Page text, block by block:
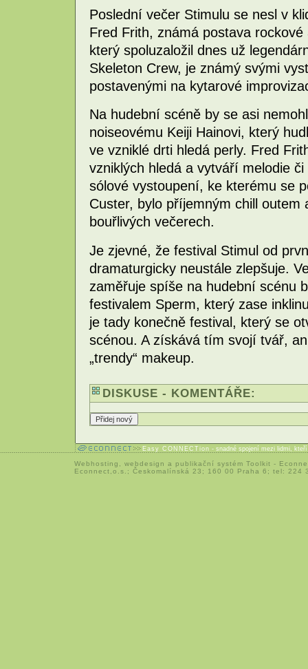
Poslední večer Stimulu se nesl v
Fred Frith, známá postava
který spoluzaložil dnes už
Skeleton Crew, je známý svými
postavenými na kytarové
Na hudební scéně by se asi
noiseovému Keiji Hainovi, který
ve vzniklé drti hledá perly. Fred
vzniklých hledá a vytváří melodie
sólové vystoupení, ke kterému se
Custer, bylo příjemným chill outem
bouřlivých večerech.
Je zjevné, že festival Stimul od
dramaturgicky neustále zlepšuje.
zaměřuje spíše na hudební scénu
festivalem Sperm, který zase
je tady konečně festival, který se
scénou. A získává tím svojí tvář,
„trendy“ makeup.
DISKUSE - KOMENTÁŘE:
Easy CONNECTion - snadné spojení mezi lidmi,
Webhosting webdesign a publikační systém Toolkit -
Econnect,o.s.; Českomalínská 23; 160 00 Praha 6; tel: 224